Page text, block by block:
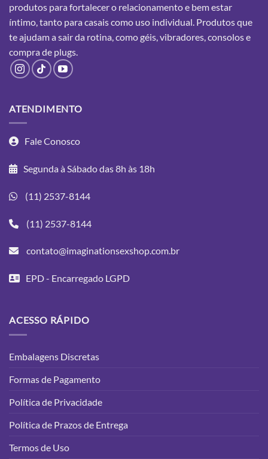
produtos para fortalecer o relacionamento e bem estar
íntimo, tanto para casais como uso individual. Produtos que
te ajudam a sair da rotina, como géis, vibradores, consolos e
comprade plugs.
ATENDIMENTO
Fale Conosco
Segunda à Sábado das 8h às 18h
(11) 2537-8144
(11) 2537-8144
contato@imaginationsexshop.com.br
EPD - Encarregado LGPD
ACESSO RÁPIDO
Embalagens Discretas
Formas de Pagamento
Política de Privacidade
Política de Prazos de Entrega
Termos de Uso